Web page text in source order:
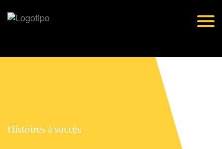
Histoires à succès